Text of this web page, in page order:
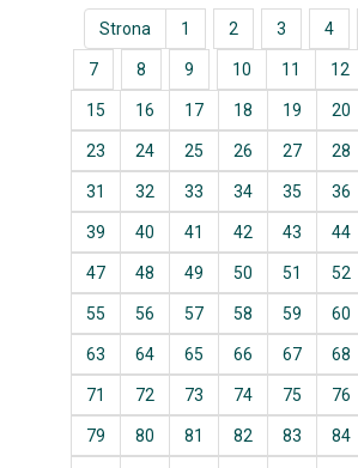
Strona 1 2 3 4
7 8 9 10 11 12
15 16 17 18 19 20
23 24 25 26 27 28
31 32 33 34 35 36
39 40 41 42 43 44
47 48 49 50 51 52
55 56 57 58 59 60
63 64 65 66 67 68
71 72 73 74 75 76
79 80 81 82 83 84